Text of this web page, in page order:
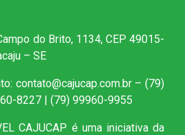
do Brito, 1134, CEP 49015-
– SE
contato@cajucap.com.br – (79)
8227 | (79) 99960-9955
CAJUCAP é uma iniciativa da